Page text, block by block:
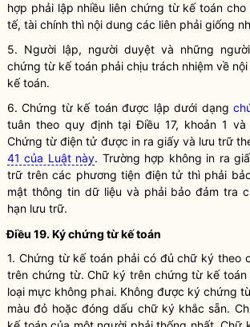
hợp phải lập nhiều liên chứng từ kế toán cho
tế, tài chính thì nội dung các liên phải giống
5. Người lập, người duyệt và những
chứng từ kế toán phải chịu trách nhiệm về
kế toán.
6.Chứng từ kế toánđược lập dưới dạng
tuân theo quy định tại Điều 17, khoản 1
Chứng từ điện tử được in ra giấy và lưu trữ
41 của Luật này. Trường hợp không in ra
trữ trên các phương tiện điện tử thì phải
mật thông tin dữ liệu và phải bảo đảm tra
hạn lưu trữ.
Điều 19. Kýchứng từ kế toán
1. Chứng từ kế toán phải có đủ chữ ký theo
trên chứng từ. Chữ ký trên chứng từ kế toán
loại mực không phai. Không được kýchứng
màu đỏ hoặc đóng dấu chữ ký khắc sẵn.